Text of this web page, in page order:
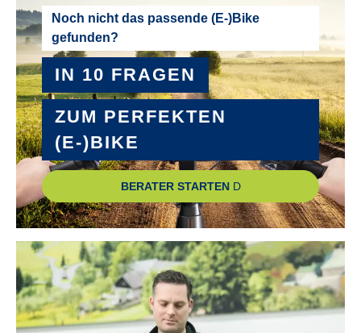
Noch nicht das passende (E-)Bike
gefunden?
IN 10 FRAGEN
ZUM PERFEKTEN
(E-)BIKE
BERATER STARTEN